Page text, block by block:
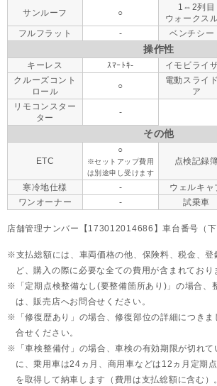
サンルーフ ○
1⇔2列目
ウォークス
フルフラット - ベンチシー
操作性
キーレス ｽﾏｰﾄｷ- イモビライ
クルーズコント
ロール
○
電動スライ
ア
リモコンスター
ター
-
その他
ETC
○
※セットアップ費用
は別途申し受けます
点検記録
寒冷地仕様 - ウェルキャ
ワンオーナー
- 試乗車
店舗管理ナンバー【173012014686】車台番号（下
支払総額には、車両価格の他、保険料、税金、登
ど、購入の際に必要な全ての費用が含まれており
「定期点検整備なし(要整備箇所あり)」の場合、
は、販売店へお問合せください。
「修復歴あり」の場合、修復部位の詳細につき
合せください。
「車検整備付」の場合、車検の有効期限が切れ
に、乗用車は24ヵ月、 商用車などは12ヵ月定期
を取得して納車します（費用は支払総額に含む）